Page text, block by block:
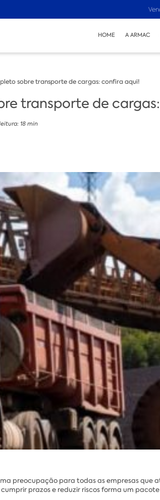
HOME A ARMAC
sobre transporte de cargas: confira aqui!
transporte de
18 min
preocupação para todas as empresas
prazos e reduzir riscos forma um